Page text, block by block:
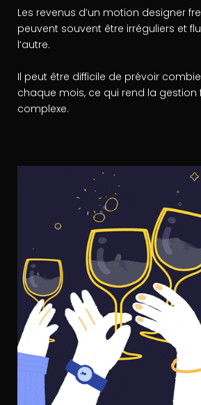
Les revenus d’un motion designer
peuvent souvent être irréguliers et
l’autre.
Il peut être difficile de prévoir
chaque mois, ce qui rend la gestion
complexe.